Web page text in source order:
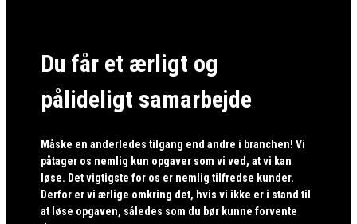
Du får et ærligt og
pålideligt samarbejde
Måske en anderledes tilgang end andre i branchen! Vi
påtager os nemlig kun opgaver som vi ved, at vi kan
løse. Det vigtigste for os er nemlig tilfredse kunder.
Derfor er vi ærlige omkring det, hvis vi ikke er i stand til
at løse opgaven, således som du bør kunne forvente